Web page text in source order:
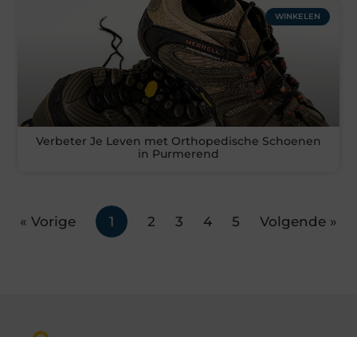
WINKELEN
Verbeter Je Leven met Orthopedische Schoenen
in Purmerend
« Vorige 1 2 3 4 5 Volgende »